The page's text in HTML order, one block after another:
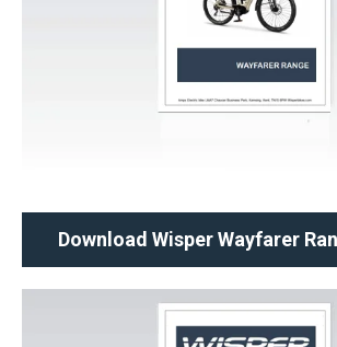
Download Wisper Wayfarer